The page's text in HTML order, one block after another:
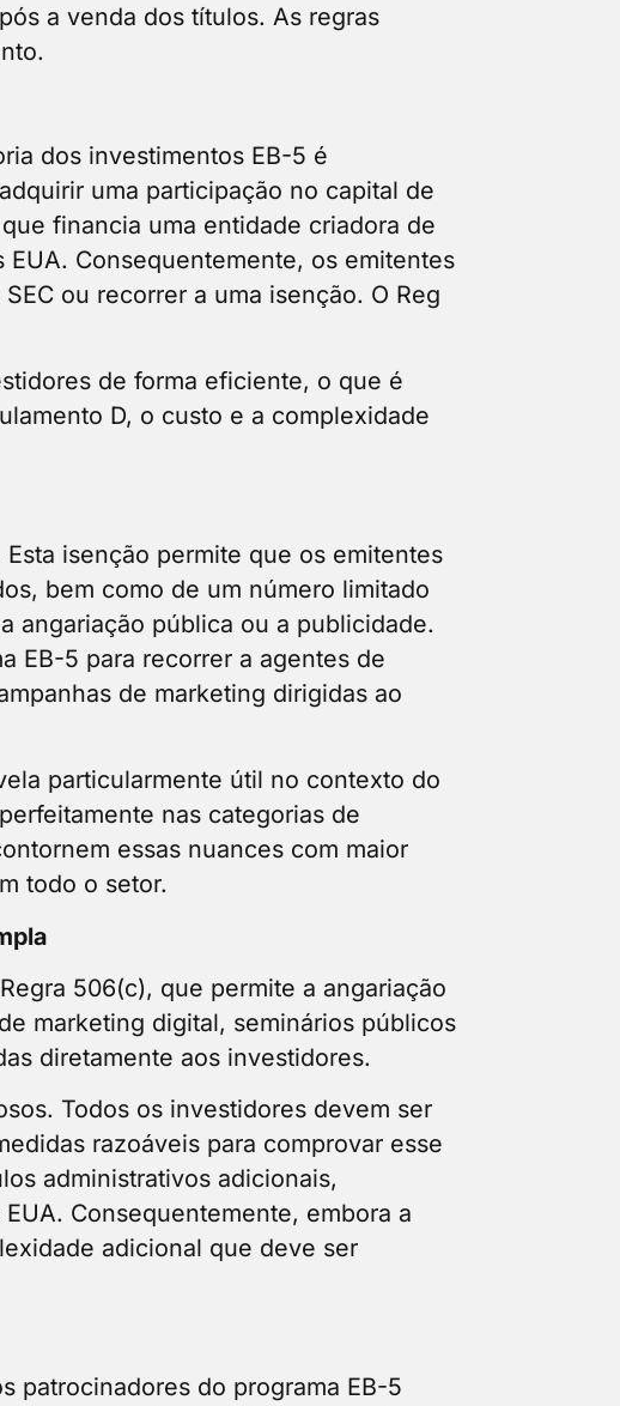
a venda dos títulos. As regras
dos investimentos EB-5 é
uma participação no capital de
financia uma entidade criadora de
Consequentemente, os emitentes
ou recorrer a uma isenção. O Reg
de forma eficiente, o que é
D, o custo e a complexidade
isenção permite que os emitentes
bem como de um número limitado
angariação pública ou a publicidade.
EB-5 para recorrer a agentes de
de marketing dirigidas ao
particularmente útil no contexto do
nas categorias de
essas nuances com maior
todo o setor.
506(c), que permite a angariação
marketing digital, seminários públicos
diretamente aos investidores.
Todos os investidores devem ser
razoáveis para comprovar esse
administrativos adicionais,
Consequentemente, embora a
adicional que deve ser
patrocinadores do programa EB-5